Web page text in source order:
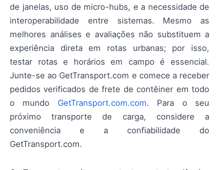
de janelas, uso de micro-hubs, e a necessidade de
interoperabilidade entre sistemas. Mesmo as
melhores análises e avaliações não substituem a
experiência direta em rotas urbanas; por isso,
testar rotas e horários em campo é essencial.
Junte-se ao GetTransport.com e comece a receber
pedidos verificados de frete de contêiner em todo
o mundo GetTransport.com.com. Para o seu
próximo transporte de carga, considere a
conveniência e a confiabilidade do
GetTransport.com.